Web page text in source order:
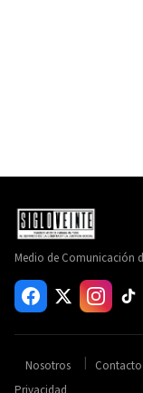
Medio de Comunicación
Nosotros Contacto